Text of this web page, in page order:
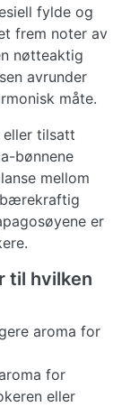
fylde og
frem noter av
nøtteaktig
avrunder
måte.
eller tilsatt
bønnene
mellom
er
til hvilken
aroma for
for
eller